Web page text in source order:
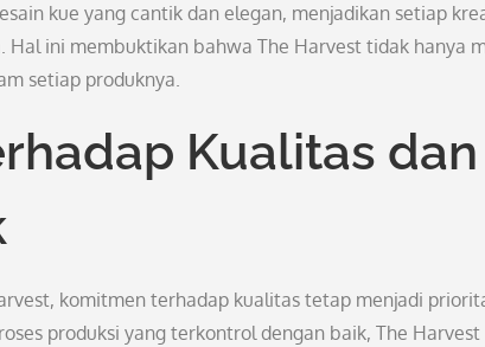
kue yang cantik dan elegan, menjadikan setiap
ini membuktikan bahwa The Harvest tidak hanya
setiap produknya.
Kualitas dan
komitmen terhadap kualitas tetap menjadi
produksi yang terkontrol dengan baik, The